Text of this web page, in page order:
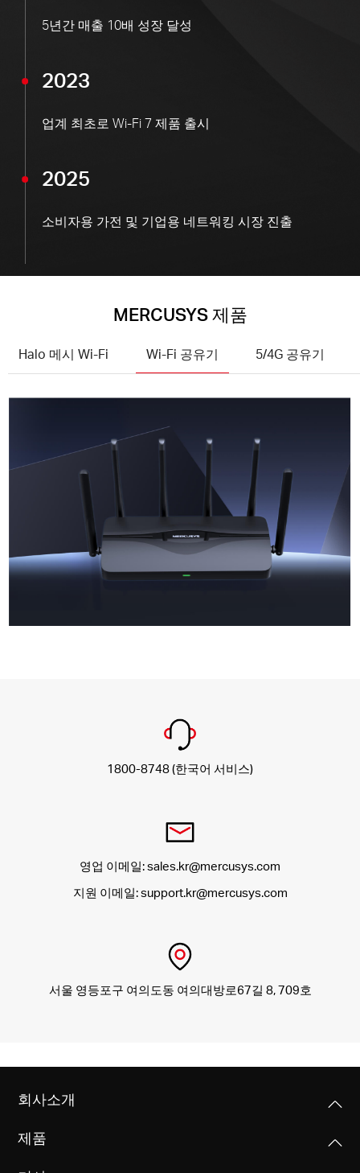
5년간 매출 10배 성장 달성
2023
업계 최초로 Wi-Fi 7 제품 출시
2025
소비자용 가전 및 기업용 네트워킹 시장 진출
MERCUSYS 제품
Halo 메시 Wi-Fi Wi-Fi 공유기 5/4G 공유기
1800-8748 (한국어 서비스)
영업 이메일: sales.kr@mercusys.com
지원 이메일: support.kr@mercusys.com
서울 영등포구 여의도동 여의대방로67길 8, 709호
회사소개
제품